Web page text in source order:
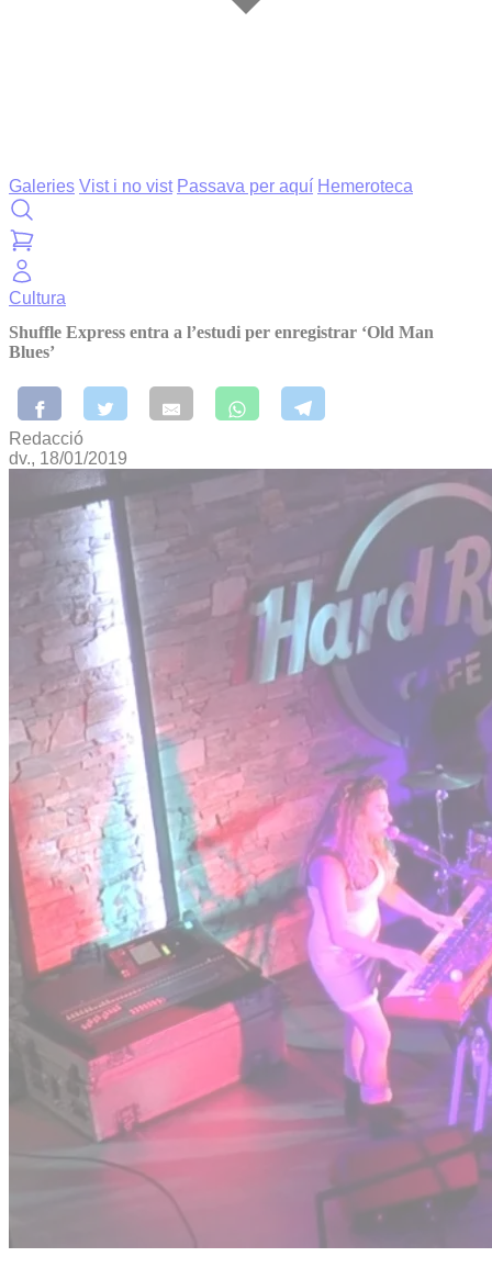
Galeries Vist i no vist Passava per aquí Hemeroteca
Cultura
Shuffle Express entra a l’estudi per enregistrar ‘Old Man
Blues’
Redacció
dv., 18/01/2019